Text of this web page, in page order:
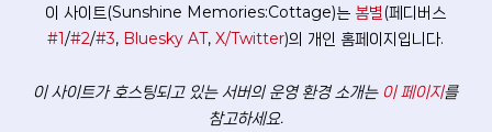
이 사이트(Sunshine Memories:Cottage)는 봄별 (페디버스
#1/#2/#3, Bluesky AT,X/Twitter)의 개인 홈페이지입니다.
이 사이트가 호스팅되고 있는 서버의 운영 환경 소개는 이 페이지를
참고하세요.